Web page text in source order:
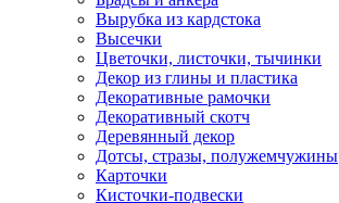
Вырубка из кардстока
Высечки
Цветочки, листочки, тычинки
Декор из глины и пластика
Декоративные рамочки
Декоративный скотч
Деревянный декор
Дотсы, стразы, полужемчужины
Карточки
Кисточки-подвески